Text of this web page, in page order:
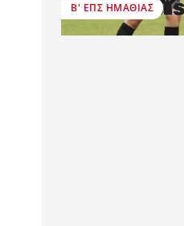
Β' ΕΠΣ ΗΜΑΘΊΑΣ